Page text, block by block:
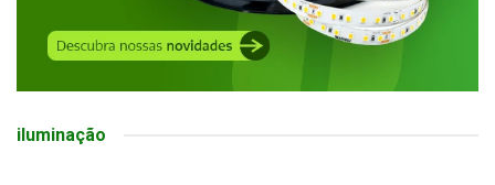
iluminação